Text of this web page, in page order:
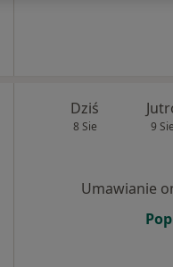
Dziś
8 Sie 9 Sie
Umawianie